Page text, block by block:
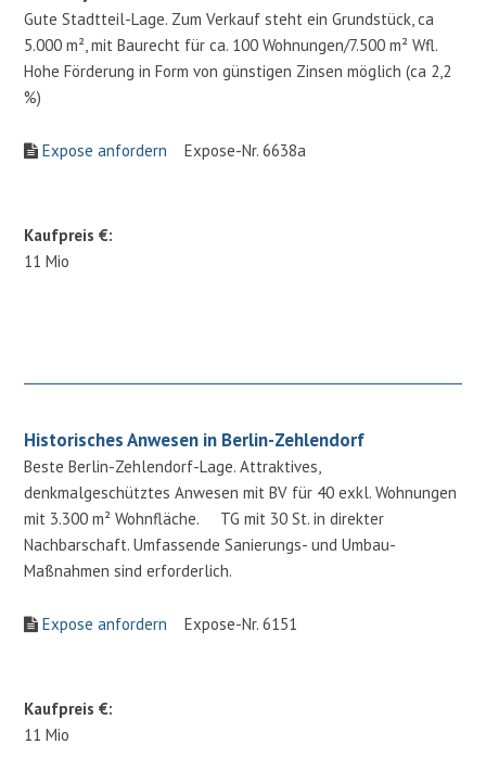
Gute Stadtteil-Lage. Zum Verkauf steht ein Grundstück, ca
5.000 m², mit Baurecht für ca. 100 Wohnungen/7.500 m² Wfl.
Hohe Förderung in Form von günstigen Zinsen möglich (ca 2,2
%)
Expose anfordern Expose-Nr. 6638a
Kaufpreis €:
11 Mio
Historisches Anwesen in Berlin-Zehlendorf
Beste Berlin-Zehlendorf-Lage. Attraktives,
denkmalgeschütztes Anwesen mit BV für 40 exkl. Wohnungen
mit 3.300 m² Wohnfläche. TG mit 30 St. in direkter
Nachbarschaft. Umfassende Sanierungs- und Umbau-
Maßnahmen sind erforderlich.
Expose anfordern Expose-Nr. 6151
Kaufpreis €:
11 Mio